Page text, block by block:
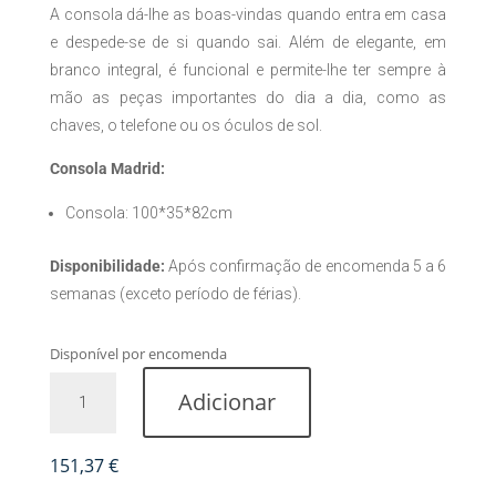
A consola dá-lhe as boas-vindas quando entra em casa
e despede-se de si quando sai. Além de elegante, em
branco integral, é funcional e permite-lhe ter sempre à
mão as peças importantes do dia a dia, como as
chaves, o telefone ou os óculos de sol.
Consola Madrid:
Consola: 100*35*82cm
Disponibilidade: Após confirmação de encomenda 5 a 6
semanas (exceto período de férias).
Disponível por encomenda
Madrid
Adicionar
151,37€